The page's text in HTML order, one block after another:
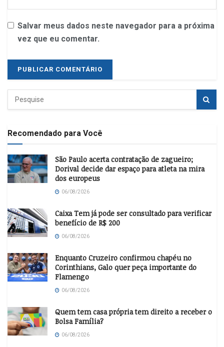
Salvar meus dados neste navegador para a próxima
vez que eu comentar.
Recomendado para Você
São Paulo acerta contratação de zagueiro;
Dorival decide dar espaço para atleta na mira
dos europeus
06/08/2026
Caixa Tem já pode ser consultado para verificar
benefício de R$ 200
06/08/2026
Enquanto Cruzeiro confirmou chapéu no
Corinthians, Galo quer peça importante do
Flamengo
06/08/2026
Quem tem casa própria tem direito a receber o
Bolsa Família?
06/08/2026